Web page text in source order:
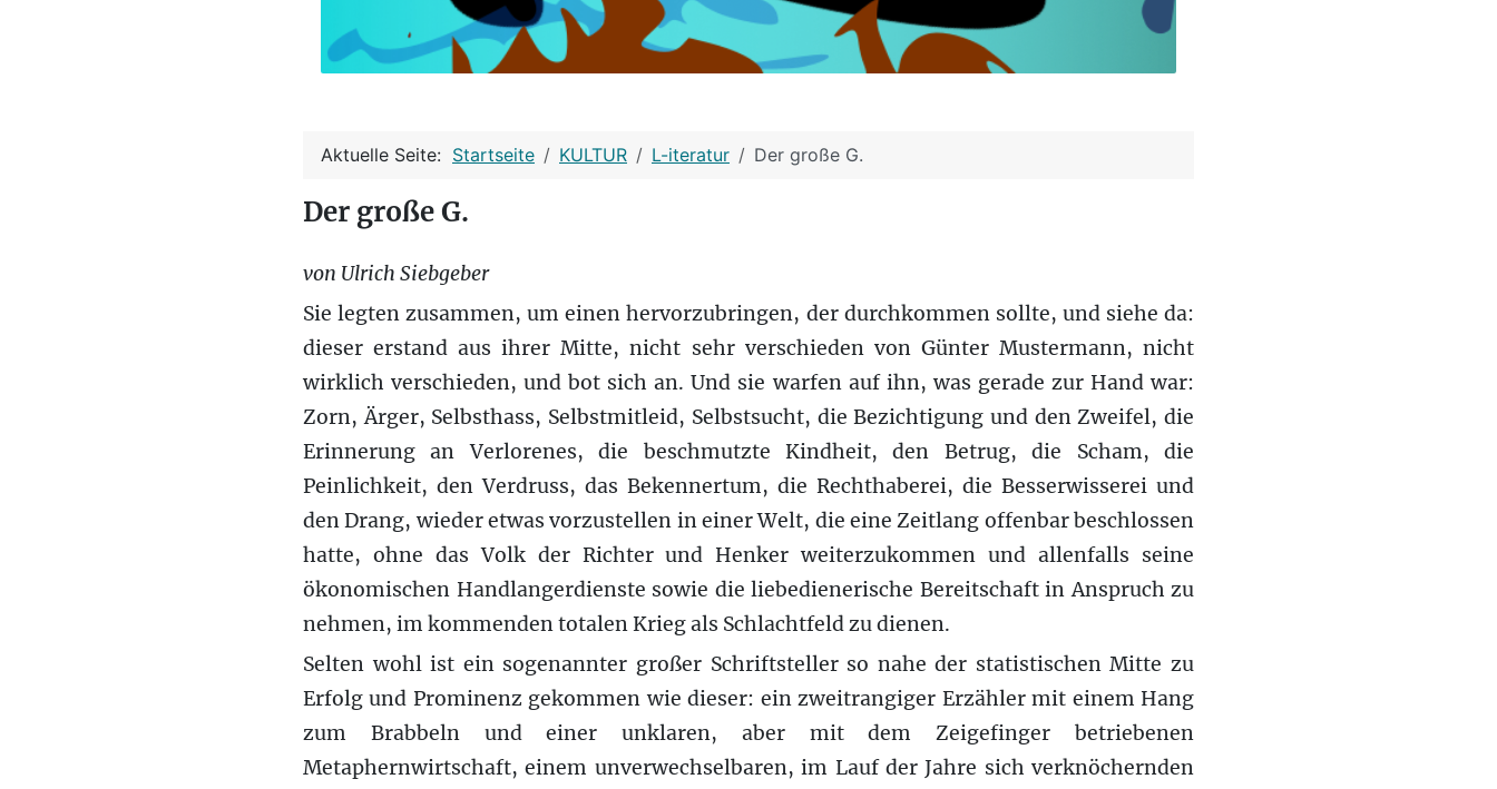
Aktuelle Seite: Startseite KULTUR L-iteratur Der große G.
Der große G.
von Ulrich Siebgeber
Sie legten zusammen, um einen hervorzubringen, der durchkommen sollte, und siehe da:
dieser erstand aus ihrer Mitte, nicht sehr verschieden von Günter Mustermann, nicht
wirklich verschieden, und bot sich an. Und sie warfen auf ihn, was gerade zur Hand war:
Zorn, Ärger, Selbsthass, Selbstmitleid, Selbstsucht, die Bezichtigung und den Zweifel, die
Erinnerung an Verlorenes, die beschmutzte Kindheit, den Betrug, die Scham, die
Peinlichkeit, den Verdruss, das Bekennertum, die Rechthaberei, die Besserwisserei und
den Drang, wieder etwas vorzustellen in einer Welt, die eine Zeitlang offenbar beschlossen
hatte, ohne das Volk der Richter und Henker weiterzukommen und allenfalls seine
ökonomischen Handlangerdienste sowie die liebedienerische Bereitschaft in Anspruch zu
nehmen, im kommenden totalen Krieg als Schlachtfeld zu dienen.
Selten wohl ist ein sogenannter großer Schriftsteller so nahe der statistischen Mitte zu
Erfolg und Prominenz gekommen wie dieser: ein zweitrangiger Erzähler mit einem Hang
zum Brabbeln und einer unklaren, aber mit dem Zeigefinger betriebenen
Metaphernwirtschaft, einem unverwechselbaren, im Lauf der Jahre sich verknöchernden